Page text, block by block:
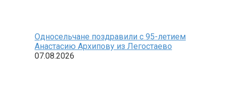
Односельчане поздравили с 95-летием
Анастасию Архипову из Легостаево
07.08.2026